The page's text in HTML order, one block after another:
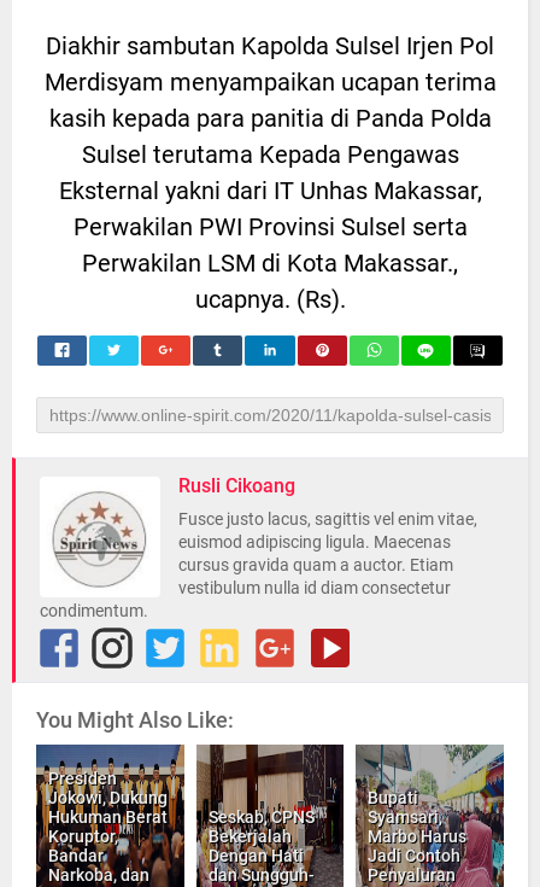
Diakhir sambutan Kapolda Sulsel Irjen Pol
Merdisyam menyampaikan ucapan terima
kasih kepada para panitia di Panda Polda
Sulsel terutama Kepada Pengawas
Eksternal yakni dari IT Unhas Makassar,
Perwakilan PWI Provinsi Sulsel serta
Perwakilan LSM di Kota Makassar.,
ucapnya. (Rs).
Rusli Cikoang
Fusce justo lacus, sagittis vel enim vitae,
euismod adipiscing ligula. Maecenas
cursus gravida quam a auctor. Etiam
vestibulum nulla id diam consectetur
condimentum.
You Might Also Like:
Presiden
Jokowi, Dukung
Hukuman Berat
Koruptor,
Bandar
Narkoba, dan
Seskab, CPNS
Bekerjalah
Dengan Hati
dan Sungguh-
Bupati
Syamsari,
Marbo Harus
Jadi Contoh
Penyaluran